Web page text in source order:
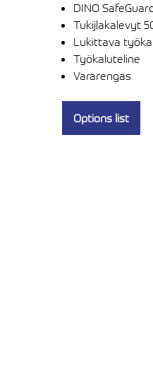
DINO
Tukijlakalevyt
Lukittava
Työkaluteline
Vararengas
Options list